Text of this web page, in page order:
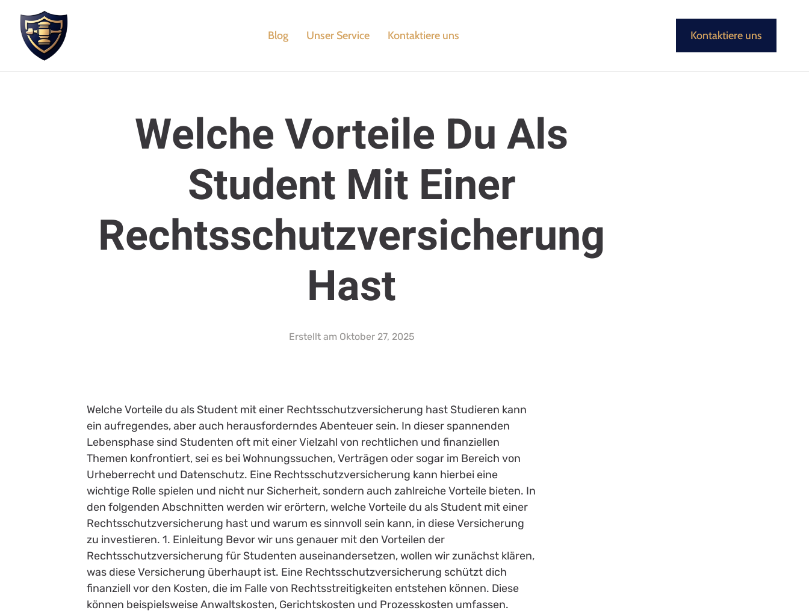
Blog Unser Service Kontaktiere uns Kontaktiere uns
Welche Vorteile Du Als
Student Mit Einer
Rechtsschutzversicherung
Hast
Erstellt am Oktober 27, 2025
Welche Vorteile du als Student mit einer Rechtsschutzversicherung hast Studieren kann
ein aufregendes, aber auch herausforderndes Abenteuer sein. In dieser spannenden
Lebensphase sind Studenten oft mit einer Vielzahl von rechtlichen und finanziellen
Themen konfrontiert, sei es bei Wohnungssuchen, Verträgen oder sogar im Bereich von
Urheberrecht und Datenschutz. Eine Rechtsschutzversicherung kann hierbei eine
wichtige Rolle spielen und nicht nur Sicherheit, sondern auch zahlreiche Vorteile bieten. In
den folgenden Abschnitten werden wir erörtern, welche Vorteile du als Student mit einer
Rechtsschutzversicherung hast und warum es sinnvoll sein kann, in diese Versicherung
zu investieren. 1. Einleitung Bevor wir uns genauer mit den Vorteilen der
Rechtsschutzversicherung für Studenten auseinandersetzen, wollen wir zunächst klären,
was diese Versicherung überhaupt ist. Eine Rechtsschutzversicherung schützt dich
finanziell vor den Kosten, die im Falle von Rechtsstreitigkeiten entstehen können. Diese
können beispielsweise Anwaltskosten, Gerichtskosten und Prozesskosten umfassen.